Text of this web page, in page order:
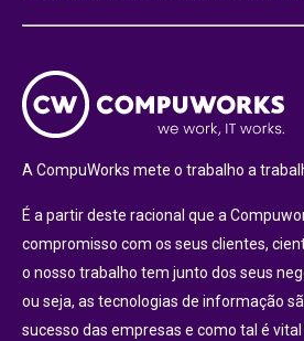
A CompuWorks mete o trabalho a
É a partir deste racional que a
compromisso com os seus clientes,
o nosso trabalho tem junto dos seus
ou seja, as tecnologias de informação
sucesso das empresas e como tal é